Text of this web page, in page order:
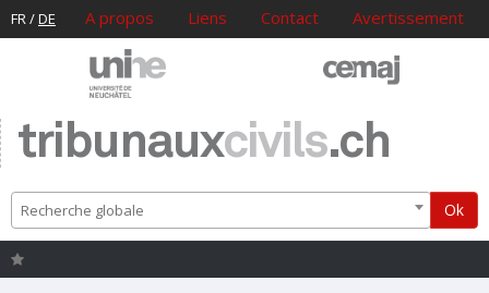
FR/DE A propos Liens Contact Avertissement
tribunauxcivils.ch
Recherche globale Ok